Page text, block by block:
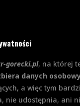
gorecki.pl, na której
danych
a więc tym
nie udostępnia, ani